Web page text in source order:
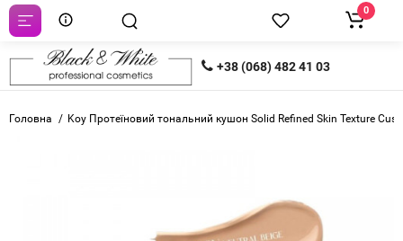
+38 (068) 482 41 03
0
Головна Koy Протеїновий тональний кушон Solid Refined Skin Texture